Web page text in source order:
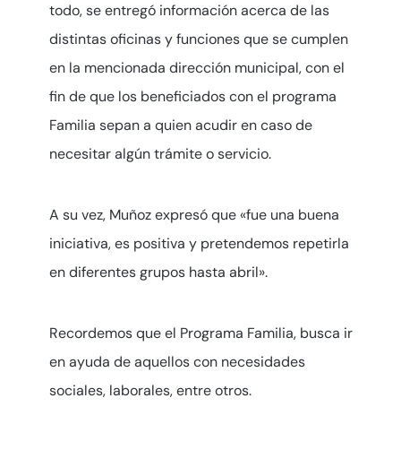
todo, se entregó información acerca de las
distintas oficinas y funciones que se cumplen
en la mencionada dirección municipal, con el
fin de que los beneficiados con el programa
Familia sepan a quien acudir en caso de
necesitar algún trámite o servicio.
A su vez, Muñoz expresó que «fue una buena
iniciativa, es positiva y pretendemos repetirla
en diferentes grupos hasta abril».
Recordemos que el Programa Familia, busca ir
en ayuda de aquellos con necesidades
sociales, laborales, entre otros.